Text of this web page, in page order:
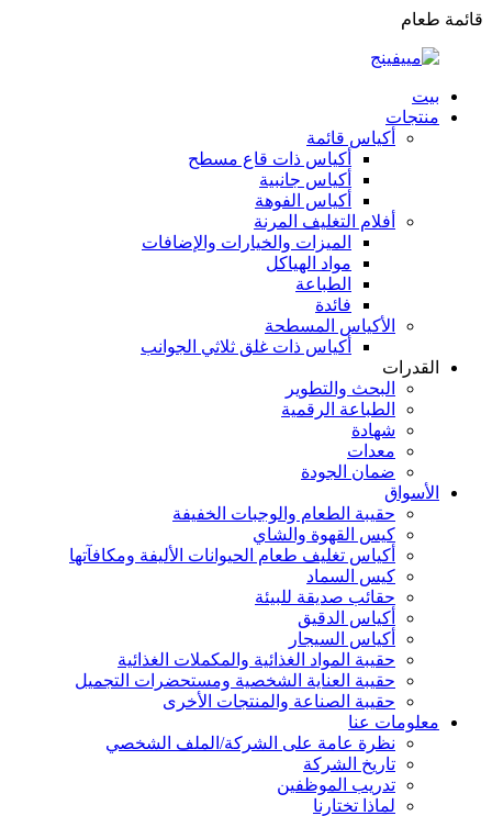
قائمة طعام
بيت
منتجات
أكياس قائمة
أكياس ذات قاع مسطح
أكياس جانبية
أكياس الفوهة
أفلام التغليف المرنة
الميزات والخيارات والإضافات
مواد الهياكل
الطباعة
فائدة
الأكياس المسطحة
أكياس ذات غلق ثلاثي الجوانب
القدرات
البحث والتطوير
الطباعة الرقمية
شهادة
معدات
ضمان الجودة
الأسواق
حقيبة الطعام والوجبات الخفيفة
كيس القهوة والشاي
أكياس تغليف طعام الحيوانات الأليفة ومكافآتها
كيس السماد
حقائب صديقة للبيئة
أكياس الدقيق
أكياس السيجار
حقيبة المواد الغذائية والمكملات الغذائية
حقيبة العناية الشخصية ومستحضرات التجميل
حقيبة الصناعة والمنتجات الأخرى
معلومات عنا
نظرة عامة على الشركة/الملف الشخصي
تاريخ الشركة
تدريب الموظفين
لماذا تختارنا